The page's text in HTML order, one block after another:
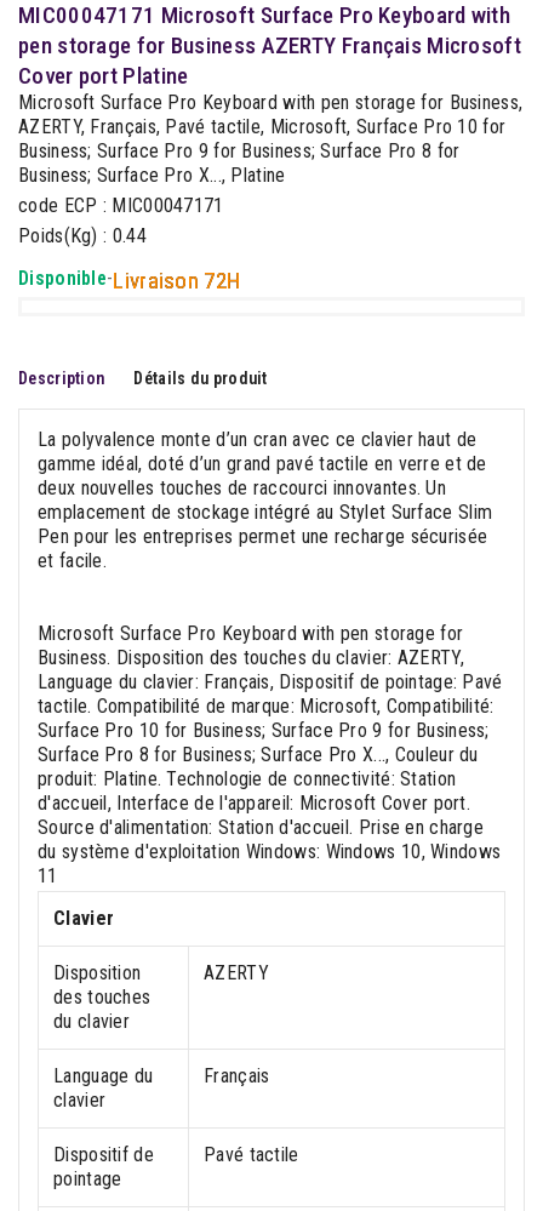
MIC00047171 Microsoft Surface Pro Keyboard with
pen storage for Business AZERTY Français Microsoft
Cover port Platine
Microsoft Surface Pro Keyboard with pen storage for Business,
AZERTY, Français, Pavé tactile, Microsoft, Surface Pro 10 for
Business; Surface Pro 9 for Business; Surface Pro 8 for
Business; Surface Pro X..., Platine
code ECP : MIC00047171
Poids(Kg) : 0.44
Disponible-Livraison 72H
Description Détails du produit
La polyvalence monte d’un cran avec ce clavier haut de
gamme idéal, doté d’un grand pavé tactile en verre et de
deux nouvelles touches de raccourci innovantes. Un
emplacement de stockage intégré au Stylet Surface Slim
Pen pour les entreprises permet une recharge sécurisée
et facile.
Microsoft Surface Pro Keyboard with pen storage for
Business. Disposition des touches du clavier: AZERTY,
Language du clavier: Français, Dispositif de pointage: Pavé
tactile. Compatibilité de marque: Microsoft, Compatibilité:
Surface Pro 10 for Business; Surface Pro 9 for Business;
Surface Pro 8 for Business; Surface Pro X..., Couleur du
produit: Platine. Technologie de connectivité: Station
d'accueil, Interface de l'appareil: Microsoft Cover port.
Source d'alimentation: Station d'accueil. Prise en charge
du système d'exploitation Windows: Windows 10, Windows
11
Clavier
Disposition
des touches
du clavier
AZERTY
Language du
clavier
Français
Dispositif de
pointage
Pavé tactile